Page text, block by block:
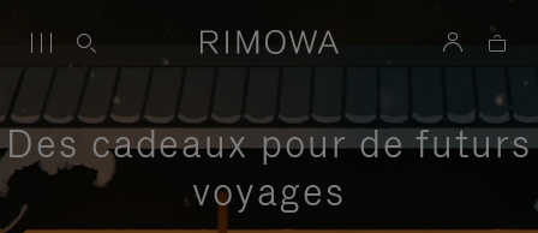
Des cadeaux pour de futurs
voyages